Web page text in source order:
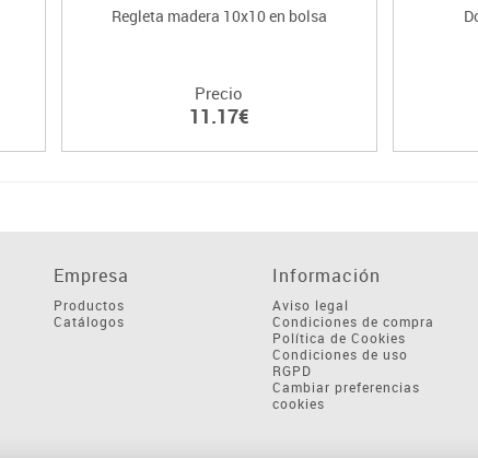
Regleta madera 10x10 en bolsa
Precio
11.17€
Empresa
Productos
Catálogos
Información
Aviso legal
Condiciones de compra
Política de Cookies
Condiciones de uso
RGPD
Cambiar preferencias
cookies